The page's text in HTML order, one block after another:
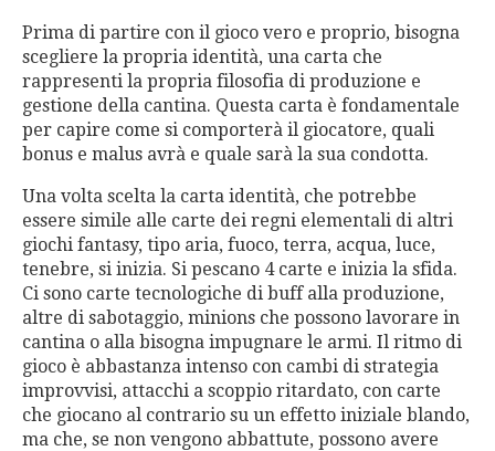
Prima di partire con il gioco vero e proprio, bisogna
scegliere la propria identità, una carta che
rappresenti la propria filosofia di produzione e
gestione della cantina. Questa carta è fondamentale
per capire come si comporterà il giocatore, quali
bonus e malus avrà e quale sarà la sua condotta.
Una volta scelta la carta identità, che potrebbe
essere simile alle carte dei regni elementali di altri
giochi fantasy, tipo aria, fuoco, terra, acqua, luce,
tenebre, si inizia. Si pescano 4 carte e inizia la sfida.
Ci sono carte tecnologiche di buff alla produzione,
altre di sabotaggio, minions che possono lavorare in
cantina o alla bisogna impugnare le armi. Il ritmo di
gioco è abbastanza intenso con cambi di strategia
improvvisi, attacchi a scoppio ritardato, con carte
che giocano al contrario su un effetto iniziale blando,
ma che, se non vengono abbattute, possono avere